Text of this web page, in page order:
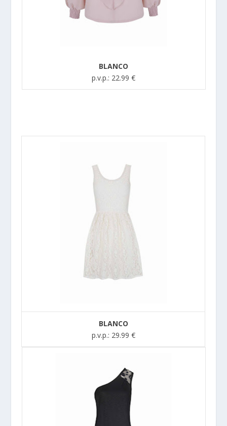
BLANCO
p.v.p.: 22.99 €
BLANCO
p.v.p.: 29.99 €